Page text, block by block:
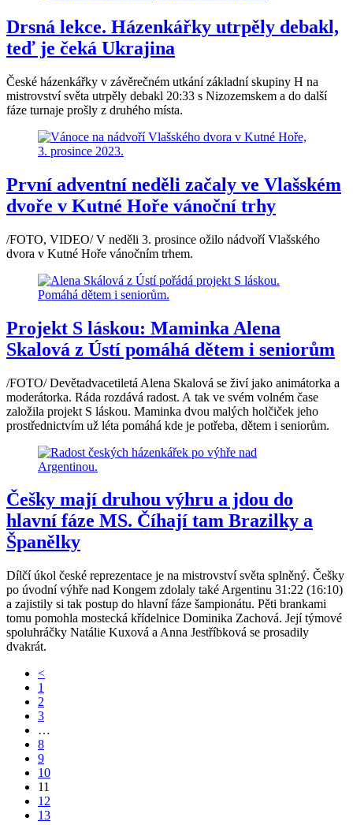
Drsná lekce. Házenkářky utrpěly debakl,
teď je čeká Ukrajina
České házenkářky v závěrečném utkání základní skupiny H na
mistrovství světa utrpěly debakl 20:33 s Nizozemskem a do další
fáze turnaje prošly z druhého místa.
První adventní neděli začaly ve Vlašském
dvoře v Kutné Hoře vánoční trhy
/FOTO, VIDEO/ V neděli 3. prosince ožilo nádvoří Vlašského
dvora v Kutné Hoře vánočním trhem.
Projekt S láskou: Maminka Alena
Skalová z Ústí pomáhá dětem i seniorům
/FOTO/ Devětadvacetiletá Alena Skalová se živí jako animátorka a
moderátorka. Ráda rozdává radost. A tak ve svém volném čase
založila projekt S láskou. Maminka dvou malých holčiček jeho
prostřednictvím už léta pomáhá kde je potřeba, dětem i seniorům.
Češky mají druhou výhru a jdou do
hlavní fáze MS. Číhají tam Brazilky a
Španělky
Dílčí úkol české reprezentace je na mistrovství světa splněný. Češky
po úvodní výhře nad Kongem zdolaly také Argentinu 31:22 (16:10)
a zajistily si tak postup do hlavní fáze šampionátu. Pěti brankami
tomu pomohla mostecká křídelnice Dominika Zachová. Její týmové
spoluhráčky Natálie Kuxová a Anna Jestříbková se prosadily
dvakrát.
<
1
2
3
…
8
9
10
11
12
13